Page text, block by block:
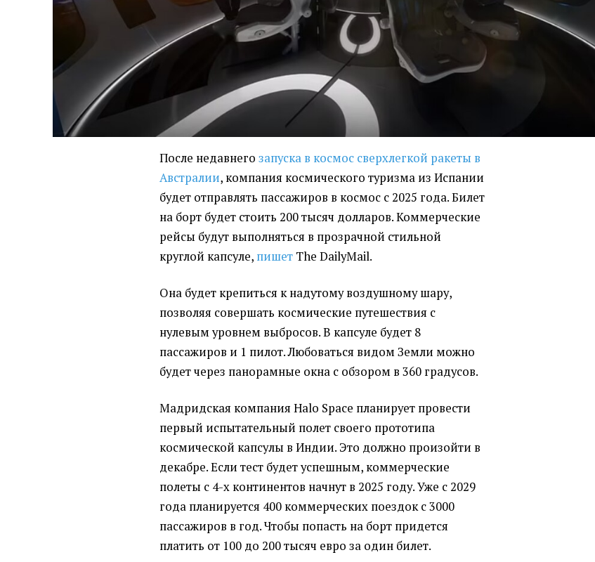
После недавнегозапуска в космос сверхлегкой ракеты в
Австралии, компания космического туризма из Испании
будет отправлять пассажиров в космос с 2025 года. Билет
на борт будет стоить 200 тысяч долларов. Коммерческие
рейсы будут выполняться в прозрачной стильной
круглой капсуле, пишет The DailyMail.
Она будет крепиться к надутому воздушному шару,
позволяя совершать космические путешествия с
нулевым уровнем выбросов. В капсуле будет 8
пассажиров и 1 пилот. Любоваться видом Земли можно
будет через панорамные окна с обзором в 360 градусов.
Мадридская компания Halo Space планирует провести
первый испытательный полет своего прототипа
космической капсулы в Индии. Это должно произойти в
декабре. Если тест будет успешным, коммерческие
полеты с 4-х континентов начнут в 2025 году. Уже с 2029
года планируется 400 коммерческих поездок с 3000
пассажиров в год. Чтобы попасть на борт придется
платить от 100 до 200 тысяч евро за один билет.